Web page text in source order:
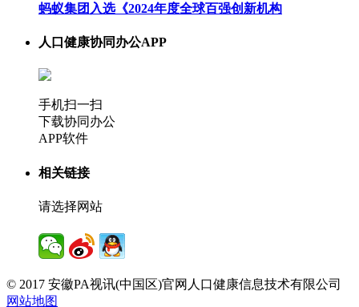
蚂蚁集团入选《2024年度全球百强创新机构
人口健康协同办公APP
手机扫一扫
下载协同办公
APP软件
相关链接
请选择网站
© 2017 安徽PA视讯(中国区)官网人口健康信息技术有限公司
网站地图